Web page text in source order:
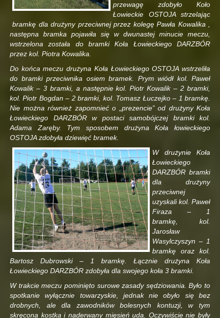
przewagę zdobyło Koło
Łowieckie OSTOJA strzelając
bramkę dla drużyny przeciwnej przez kolegę Pawła Kowalika ,
następna bramka pojawiła się w dwunastej minucie meczu,
wstrzelona została do bramki Koła Łowieckiego DARZBÓR
przez kol. Piotra Kowalika.
Do końca meczu drużyna Koła Łowieckiego OSTOJA wstrzeliła
do bramki przeciwnika osiem bramek. Prym wiódł kol. Paweł
Kowalik – 3 bramki, a następnie kol. Piotr Kowalik – 2 bramki,
kol. Piotr Bogdan – 2 bramki, kol. Tomasz Łuczejko – 1 bramkę.
Nie można również zapomnieć o „prezencie” od drużyny Koła
Łowieckiego DARZBÓR w postaci samobójczej bramki kol.
Adama Zaręby. Tym sposobem drużyna Koła łowieckiego
OSTOJA zdobyła dziewięć bramek.
W drużynie Koła
Łowieckiego
DARZBÓR bramki
dla drużyny
przeciwnej
uzyskali kol. Paweł
Firaza – 1
bramkę, kol.
Jarosław
Wasylczyszyn – 1
bramkę oraz kol.
Bartosz Dubrowski – 1 bramkę. Łącznie drużyna Koła
Łowieckiego DARZBÓR zdobyła dla swojego koła 3 bramki.
W trakcie meczu pominięto surowe zasady sędziowania. Było to
spotkanie wyłącznie towarzyskie, jednak nie obyło się bez
drobnych, ale dla zawodników bolesnych kontuzji, w tym
skręcona kostka i naderwany mięsień uda. Oczywiście nie były